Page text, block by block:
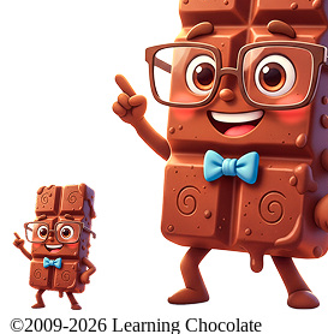
©2009-2026 Learning Chocolate